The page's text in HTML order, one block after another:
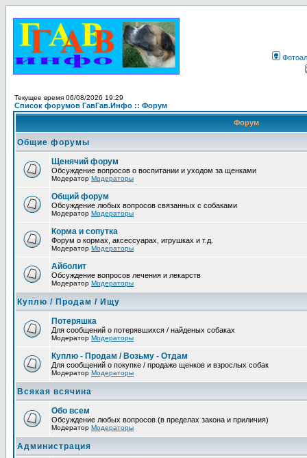
Текущее время 06/08/2026 19:29
Список форумов ГавГав.Инфо :: Форум
Форум
Общие форумы
Щенячий форум
Обсуждение вопросов о воспитании и уходом за щенками
Модератор Модераторы
Общий форум
Обсуждение любых вопросов связанных с собаками
Модератор Модераторы
Корма и сопутка
Форум о кормах, аксессуарах, игрушках и т.д.
Модератор Модераторы
Айболит
Обсуждение вопросов лечения и лекарств
Модератор Модераторы
Куплю / Продам / Ищу
Потеряшка
Для сообщений о потерявшихся / найденых собаках
Модератор Модераторы
Куплю - Продам / Возьму - Отдам
Для сообщений о покупке / продаже щенков и взрослых собак
Модератор Модераторы
Всякая всячина
Обо всем
Обсуждение любых вопросов (в пределах закона и приличия)
Модератор Модераторы
Администрация